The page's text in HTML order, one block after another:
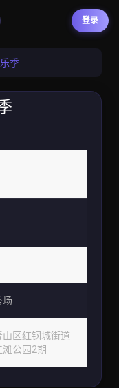
登录
季
场
区红钢城街道
公园2期